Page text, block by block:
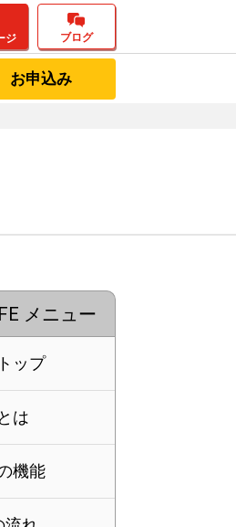
ジ ブログ
お申込み
メニュー
ップ
は
機能